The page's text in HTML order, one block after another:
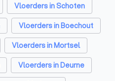
Vloerders in Schoten
Vloerders in Boechout
Vloerders in Mortsel
Vloerders in Deurne